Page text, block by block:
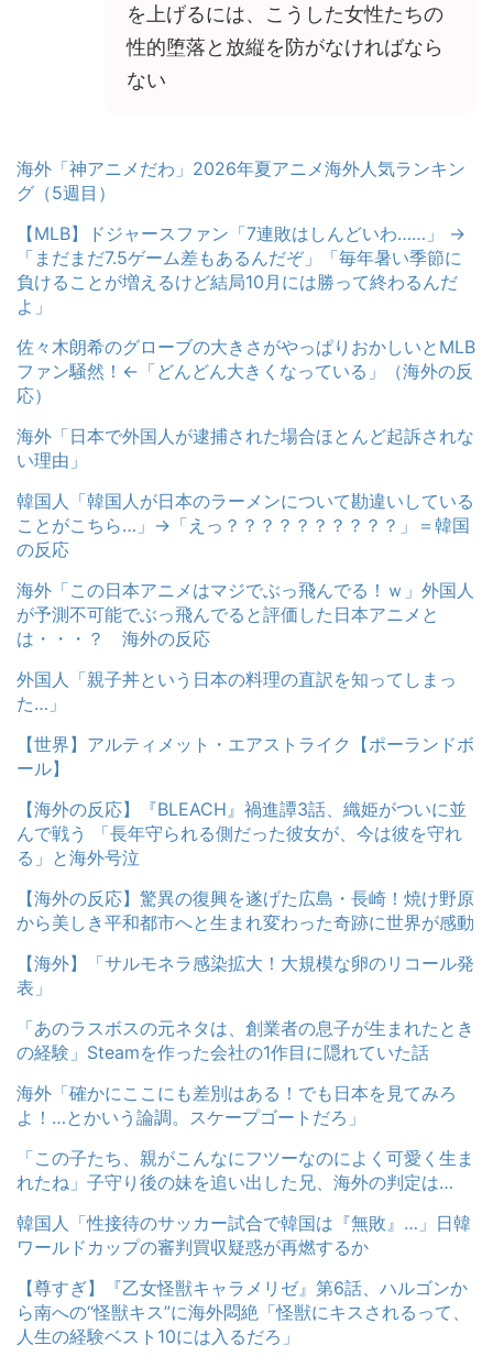
を上げるには、こうした女性たちの
性的堕落と放縦を防がなければなら
ない
海外「神アニメだわ」2026年夏アニメ海外人気ランキン
グ（5週目）
【MLB】ドジャースファン「7連敗はしんどいわ……」 →
「まだまだ7.5ゲーム差もあるんだぞ」「毎年暑い季節に
負けることが増えるけど結局10月には勝って終わるんだ
よ」
佐々木朗希のグローブの大きさがやっぱりおかしいとMLB
ファン騒然！←「どんどん大きくなっている」（海外の反
応）
海外「日本で外国人が逮捕された場合ほとんど起訴されな
い理由」
韓国人「韓国人が日本のラーメンについて勘違いしている
ことがこちら…」→「えっ？？？？？？？？？？」＝韓国
の反応
海外「この日本アニメはマジでぶっ飛んでる！ｗ」外国人
が予測不可能でぶっ飛んでると評価した日本アニメと
は・・・？ 海外の反応
外国人「親子丼という日本の料理の直訳を知ってしまっ
た…」
【世界】アルティメット・エアストライク【ポーランドボ
ール】
【海外の反応】『BLEACH』禍進譚3話、織姫がついに並
んで戦う 「長年守られる側だった彼女が、今は彼を守れ
る」と海外号泣
【海外の反応】驚異の復興を遂げた広島・長崎！焼け野原
から美しき平和都市へと生まれ変わった奇跡に世界が感動
【海外】「サルモネラ感染拡大！大規模な卵のリコール発
表」
「あのラスボスの元ネタは、創業者の息子が生まれたとき
の経験」Steamを作った会社の1作目に隠れていた話
海外「確かにここにも差別はある！でも日本を見てみろ
よ！…とかいう論調。スケープゴートだろ」
「この子たち、親がこんなにフツーなのによく可愛く生ま
れたね」子守り後の妹を追い出した兄、海外の判定は…
韓国人「性接待のサッカー試合で韓国は『無敗』…」日韓
ワールドカップの審判買収疑惑が再燃するか
【尊すぎ】『乙女怪獣キャラメリゼ』第6話、ハルゴンか
ら南への“怪獣キス”に海外悶絶「怪獣にキスされるって、
人生の経験ベスト10には入るだろ」